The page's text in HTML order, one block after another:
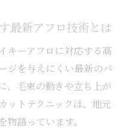
いためのポイント
の個性派アフロ表現
流アフロのデザイン
性派スパイキーアフ
最新アフロ技術とは
キーアフロに対応する高
ジを与えにくい最新のパ
、毛束の動きや立ち上が
ットテクニックは、地元
語っています。